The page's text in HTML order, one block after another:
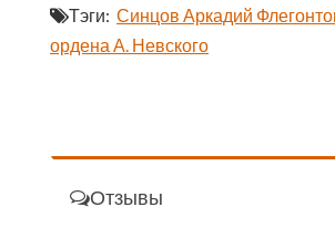
Тэги: Синцов Аркадий
ордена А. Невского
Отзывы